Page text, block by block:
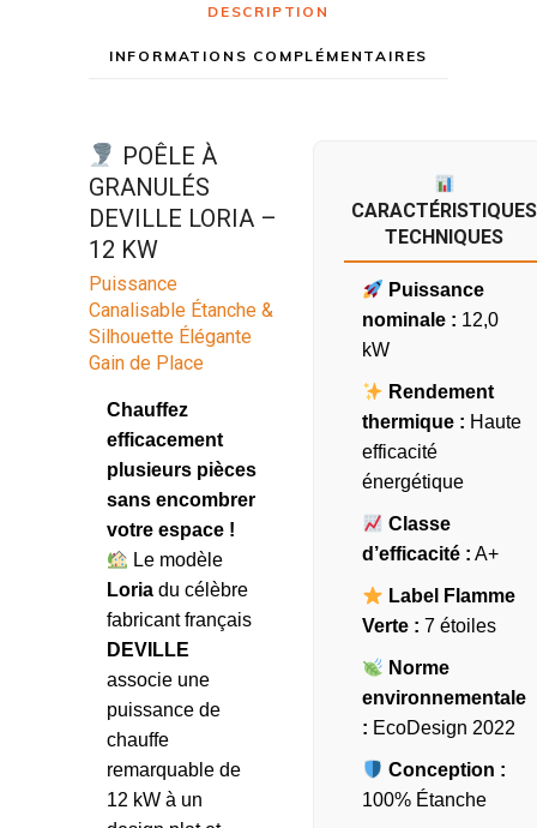
DESCRIPTION
INFORMATIONS COMPLÉMENTAIRES
POÊLE À
GRANULÉS
DEVILLE LORIA –
12 KW
Puissance
Canalisable Étanche &
Silhouette Élégante
Gain de Place
Chauffez
efficacement
plusieurs pièces
sans encombrer
votre espace !
Le modèle
Loria du célèbre
fabricant français
DEVILLE
associe une
puissance de
chauffe
remarquable de
12 kW à un
CARACTÉRISTIQUES
TECHNIQUES
Puissance
nominale : 12,0
kW
Rendement
thermique : Haute
efficacité
énergétique
Classe
d’efficacité : A+
Label Flamme
Verte : 7 étoiles
Norme
environnementale
: EcoDesign 2022
Conception :
100% Étanche